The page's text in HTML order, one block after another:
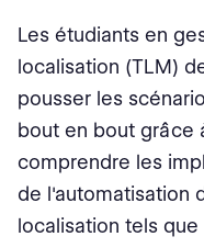
Les étudiants en
localisation (TLM)
pousser les
bout en bout grâce
comprendre les
de l'automatisation
localisation tels que